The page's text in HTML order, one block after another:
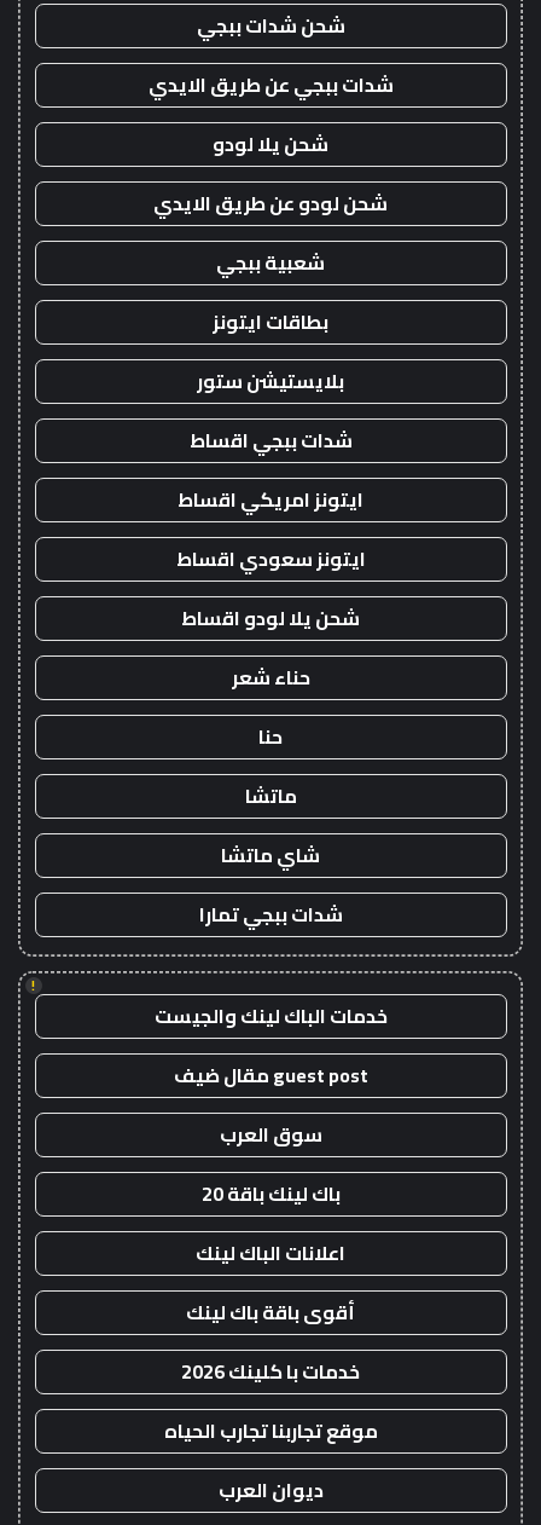
شحن شدات ببجي
شدات ببجي عن طريق الايدي
شحن يلا لودو
شحن لودو عن طريق الايدي
شعبية ببجي
بطاقات ايتونز
بلايستيشن ستور
شدات ببجي اقساط
ايتونز امريكي اقساط
ايتونز سعودي اقساط
شحن يلا لودو اقساط
حناء شعر
حنا
ماتشا
شاي ماتشا
شدات ببجي تمارا
!
خدمات الباك لينك والجيست
guest post مقال ضيف
سوق العرب
باك لينك باقة 20
اعلانات الباك لينك
أقوى باقة باك لينك
خدمات با كلينك 2026
موقع تجاربنا تجارب الحياه
ديوان العرب